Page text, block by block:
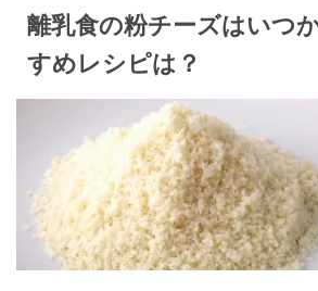
離乳食の粉チーズはいつ
すめレシピは？